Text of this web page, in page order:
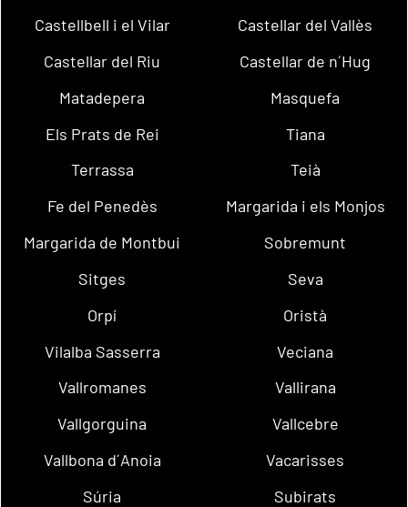
Castellbell i el Vilar
Castellar del Vallès
Castellar del Riu
Castellar de n´Hug
Matadepera
Masquefa
Els Prats de Rei
Tiana
Terrassa
Teià
Fe del Penedès
Margarida i els Monjos
Margarida de Montbui
Sobremunt
Sitges
Seva
Orpí
Oristà
Vilalba Sasserra
Veciana
Vallromanes
Vallirana
Vallgorguina
Vallcebre
Vallbona d´Anoia
Vacarisses
Súria
Subirats